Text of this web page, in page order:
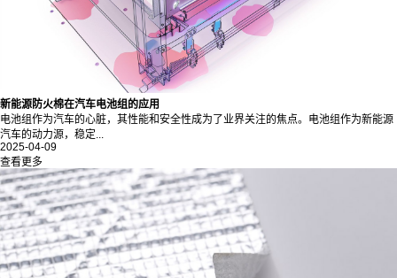
新能源防火棉在汽车电池组的应用
电池组作为汽车的心脏，其性能和安全性成为了业界关注的焦点。电池组作为新能源
汽车的动力源，稳定...
2025-04-09
查看更多